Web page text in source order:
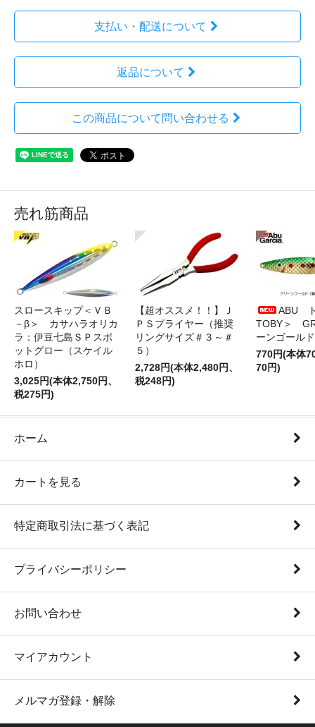
支払い・配送について
返品について
この商品について問い合わせる
売れ筋商品
スロースキップ＜ＶＢ
－β＞ カサハラオリカ
ラ：伊豆七島ＳＰスポ
ットグロー（スケイル
ホロ）
3,025円(本体2,750円、
税275円)
【超オススメ！！】Ｊ
ＰＳプライヤー（推奨
リングサイズ＃３～＃
５）
2,728円(本体2,480円、
税248円)
ABU
TOBY＞
ーンゴールド
770円(本体
70円)
ホーム
カートを見る
特定商取引法に基づく表記
プライバシーポリシー
お問い合わせ
マイアカウント
メルマガ登録・解除